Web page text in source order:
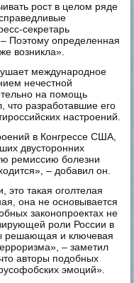
рост в целом ряде
секретарь
Поэтому определенная
возникла».
международное
нечестной
на помощь
что разработавшие его
настроений.
в Конгрессе США,
двусторонних
ремиссию болезни
– добавил он.
такая оголтелая
она не основывается
законопроектах не
роли России в
решающая и ключевая
– заметил
авторы подобных
эмоций».